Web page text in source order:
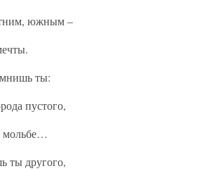
южным –
ты:
пустого,
мольбе…
ты другого,